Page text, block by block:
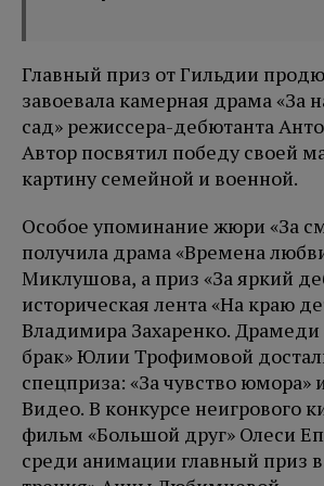
Главный приз от Гильдии
завоевала камерная драма
сад» режиссера-дебютанта
Автор посвятил победу своей
картину семейной и военной.
Особое упоминание жюри «За
получила драма «Времена
Миклушова, а приз «За яркий
историческая лента «На краю
Владимира Захаренко. Драмеди
брак» Юлии Трофимовой
спецприза: «За чувство юмора»
Видео. В конкурсе неигрового
фильм «Большой друг» Олеси
среди анимации главный приз